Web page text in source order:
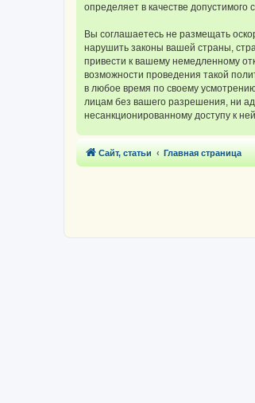
определяет в качестве
Вы соглашаетесь не размещать
нарушить законы вашей страны,
привести к вашему немедленному
возможности проведения такой
в любое время по своему
лицам без вашего разрешения, ни
несанкционированному доступу к
Сайт, статьи Главная страница